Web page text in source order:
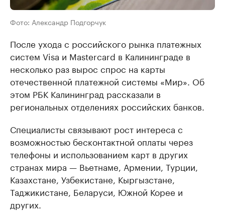
Фото: Александр Подгорчук
После ухода с российского рынка платежных
систем Visa и Mastercard в Калининграде в
несколько раз вырос спрос на карты
отечественной платежной системы «Мир». Об
этом РБК Калининград рассказали в
региональных отделениях российских банков.
Специалисты связывают рост интереса с
возможностью бесконтактной оплаты через
телефоны и использованием карт в других
странах мира — Вьетнаме, Армении, Турции,
Казахстане, Узбекистане, Кыргызстане,
Таджикистане, Беларуси, Южной Корее и
других.